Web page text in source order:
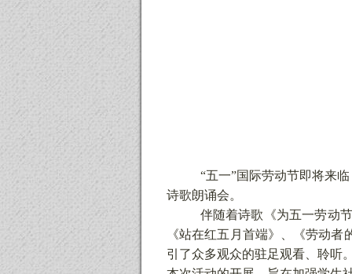
“五一”国际劳动节即将来
诗歌朗诵会。
伴随着诗歌《为五一劳动
《站在红五月首端》、《劳动
引了众多观众的驻足观看、聆听